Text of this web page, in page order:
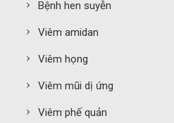
Bệnh hen suyễn
Viêm amidan
Viêm họng
Viêm mũi dị ứng
Viêm phế quản